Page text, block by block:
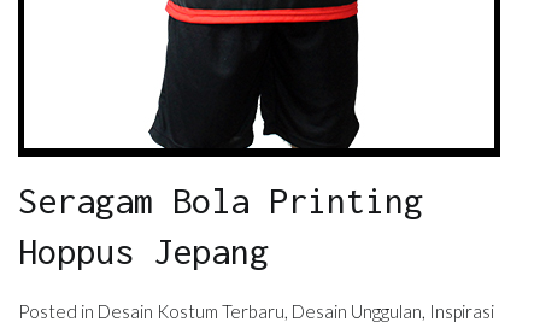
Seragam Bola Printing
Hoppus Jepang
Posted in Desain Kostum Terbaru, Desain Unggulan, Inspirasi